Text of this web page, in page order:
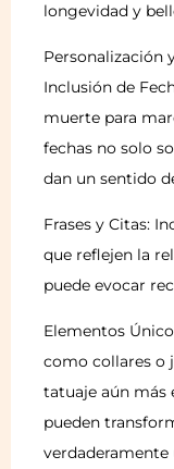
longevidad y
Personalización
Inclusión de
muerte para
fechas no solo
dan un sentido
Frases y Citas:
que reflejen la
puede evocar
Elementos
como collares o
tatuaje aún más
pueden
verdaderamente